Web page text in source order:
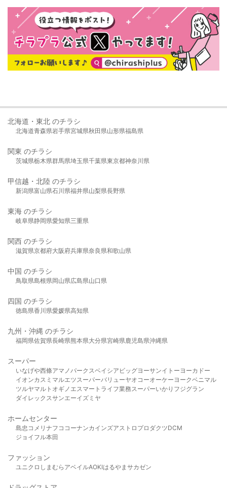
北海道・東北 のチラシ
北海道青森県岩手県宮城県秋田県山形県福島県
関東 のチラシ
茨城県栃木県群馬県埼玉県千葉県東京都神奈川県
甲信越・北陸 のチラシ
新潟県富山県石川県福井県山梨県長野県
東海 のチラシ
岐阜県静岡県愛知県三重県
関西 のチラシ
滋賀県京都府大阪府兵庫県奈良県和歌山県
中国 のチラシ
鳥取県島根県岡山県広島県山口県
四国 のチラシ
徳島県香川県愛媛県高知県
九州・沖縄 のチラシ
福岡県佐賀県長崎県熊本県大分県宮崎県鹿児島県沖縄県
スーパー
いなげや西條アマノパークスベイシア ビッグヨーサンイトーヨーカドー
イオンカスミ マルエツスーパーバリューヤオコーオーケー ヨークベニマル
ツルヤマルト オギノ エスマート ライフ業務スーパーいかり フジグラン
ダイレックスサンエーイズミヤ
ホームセンター
島忠 コメリ ナフコ コーナンカインズアストロプロダクツDCM
ジョイフル本田
ファッション
ユニクロ しまむら アベイルAOKIはるやま サカゼン